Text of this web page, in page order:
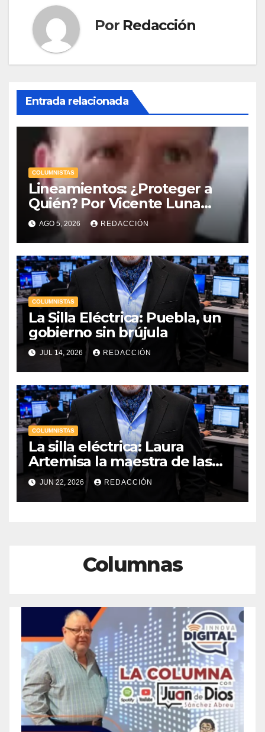
Por Redacción
Entrada relacionada
COLUMNISTAS
Lineamientos: ¿Proteger a
Quién? Por Vicente Luna
Hernández
AGO 5, 2026 REDACCIÓN
COLUMNISTAS
La Silla Eléctrica: Puebla, un
gobierno sin brújula
JUL 14, 2026 REDACCIÓN
COLUMNISTAS
La silla eléctrica: Laura
Artemisa la maestra de las
Precampañas Por Antonio
Ladrón de Guevara
JUN 22, 2026 REDACCIÓN
Columnas